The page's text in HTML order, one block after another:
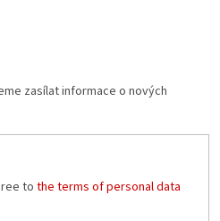
zasílat informace o nových
to the terms of personal data